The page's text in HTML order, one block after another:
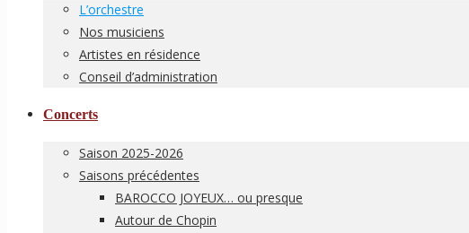
L’orchestre
Nos musiciens
Artistes en résidence
Conseil d’administration
Concerts
Saison 2025-2026
Saisons précédentes
BAROCCO JOYEUX… ou presque
Autour de Chopin